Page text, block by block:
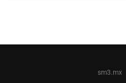
sm3.mx